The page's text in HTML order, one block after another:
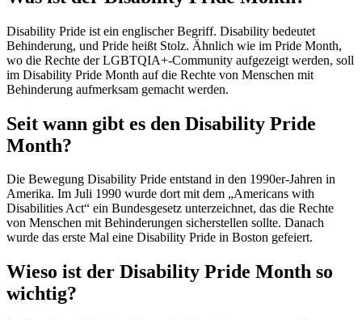
Disability Pride ist ein englischer Begriff. Disability bedeutet
Behinderung, und Pride heißt Stolz. Ähnlich wie im Pride Month,
wo die Rechte der LGBTQIA+-Community aufgezeigt werden, soll
im Disability Pride Month auf die Rechte von Menschen mit
Behinderung aufmerksam gemacht werden.
Seit wann gibt es den Disability Pride
Month?
Die Bewegung Disability Pride entstand in den 1990er-Jahren in
Amerika. Im Juli 1990 wurde dort mit dem „Americans with
Disabilities Act“ ein Bundesgesetz unterzeichnet, das die Rechte
von Menschen mit Behinderungen sicherstellen sollte. Danach
wurde das erste Mal eine Disability Pride in Boston gefeiert.
Wieso ist der Disability Pride Month so
wichtig?